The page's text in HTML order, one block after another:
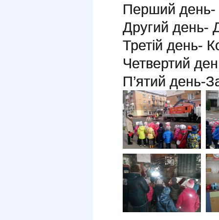
Перший день-
Другий день-
Третій день-
Четвертий
П’ятий день-